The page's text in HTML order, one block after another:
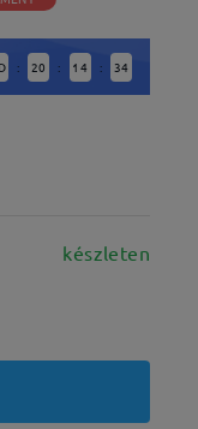
D : 20 : 14 : 32
készleten